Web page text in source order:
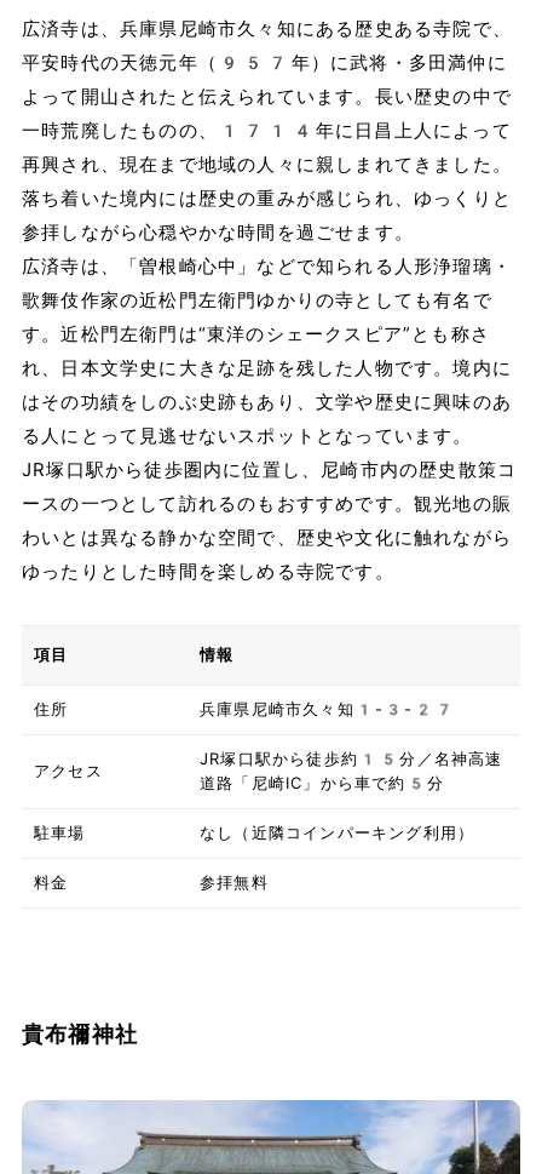
広済寺は、兵庫県尼崎市久々知にある歴史ある寺院で、
平安時代の天徳元年（957年）に武将・多田満仲に
よって開山されたと伝えられています。長い歴史の中で
一時荒廃したものの、1714年に日昌上人によって
再興され、現在まで地域の人々に親しまれてきました。
落ち着いた境内には歴史の重みが感じられ、ゆっくりと
参拝しながら心穏やかな時間を過ごせます。
広済寺は、「曽根崎心中」などで知られる人形浄瑠璃・
歌舞伎作家の近松門左衛門ゆかりの寺としても有名で
す。近松門左衛門は“東洋のシェークスピア”とも称さ
れ、日本文学史に大きな足跡を残した人物です。境内に
はその功績をしのぶ史跡もあり、文学や歴史に興味のあ
る人にとって見逃せないスポットとなっています。
JR塚口駅から徒歩圏内に位置し、尼崎市内の歴史散策コ
ースの一つとして訪れるのもおすすめです。観光地の賑
わいとは異なる静かな空間で、歴史や文化に触れながら
ゆったりとした時間を楽しめる寺院です。
項目 情報
住所 兵庫県尼崎市久々知1-3-27
アクセス
JR塚口駅から徒歩約15分／名神高速
道路「尼崎IC」から車で約5分
駐車場 なし（近隣コインパーキング利用）
料金 参拝無料
貴布禰神社